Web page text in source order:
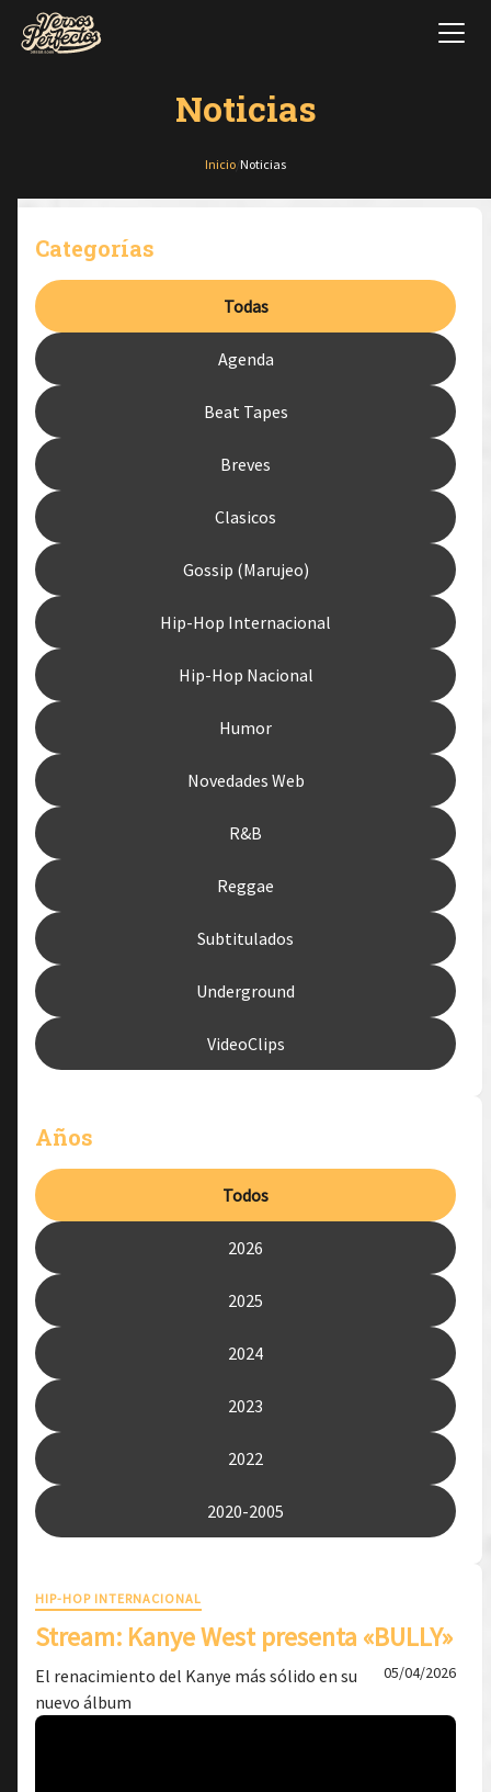
Noticias
Inicio Noticias
Categorías
Todas
Agenda
Beat Tapes
Breves
Clasicos
Gossip (Marujeo)
Hip-Hop Internacional
Hip-Hop Nacional
Humor
Novedades Web
R&B
Reggae
Subtitulados
Underground
VideoClips
Años
Todos
2026
2025
2024
2023
2022
2020-2005
HIP-HOP INTERNACIONAL
Stream: Kanye West presenta «BULLY»
El renacimiento del Kanye más sólido en su
nuevo álbum
05/04/2026